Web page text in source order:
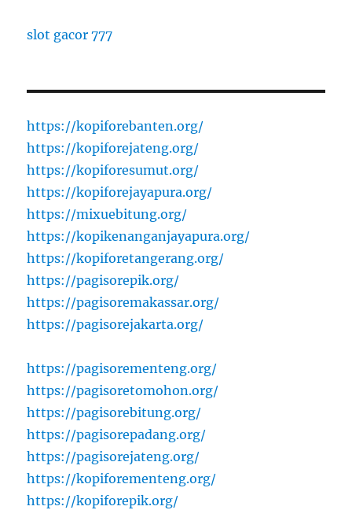
slot gacor 777
https://kopiforebanten.org/
https://kopiforejateng.org/
https://kopiforesumut.org/
https://kopiforejayapura.org/
https://mixuebitung.org/
https://kopikenanganjayapura.org/
https://kopiforetangerang.org/
https://pagisorepik.org/
https://pagisoremakassar.org/
https://pagisorejakarta.org/
https://pagisorementeng.org/
https://pagisoretomohon.org/
https://pagisorebitung.org/
https://pagisorepadang.org/
https://pagisorejateng.org/
https://kopiforementeng.org/
https://kopiforepik.org/